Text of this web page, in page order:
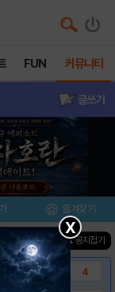
FUN 커뮤니티
글쓰기
즐겨찾기
이벤트0건 ▲ 공지접기
4
X